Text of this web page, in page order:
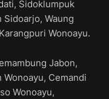
Sidoklumpuk
Sidoarjo, Waung
Wonoayu.
Jabon,
Wonoayu, Cemandi
Wonoayu,